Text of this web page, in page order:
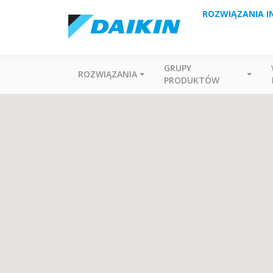
ROZWIĄZANIA
ROZWIĄZANIA
GRUPY
PRODUKTÓW